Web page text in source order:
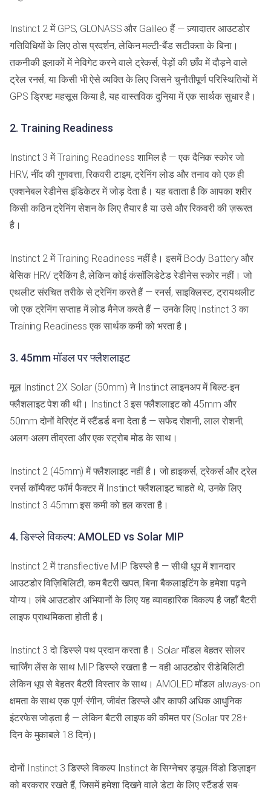
Instinct 2 में GPS, GLONASS और Galileo हैं — ज़्यादातर आउटडोर
गतिविधियों के लिए ठोस प्रदर्शन, लेकिन मल्टी-बैंड सटीकता के बिना।
तकनीकी इलाकों में नेविगेट करने वाले ट्रेकर्स, पेड़ों की छाँव में दौड़ने वाले
ट्रेल रनर्स, या किसी भी ऐसे व्यक्ति के लिए जिसने चुनौतीपूर्ण परिस्थितियों में
GPS ड्रिफ्ट महसूस किया है, यह वास्तविक दुनिया में एक सार्थक सुधार है।
2. Training Readiness
Instinct 3 में Training Readiness शामिल है — एक दैनिक स्कोर जो
HRV, नींद की गुणवत्ता, रिकवरी टाइम, ट्रेनिंग लोड और तनाव को एक ही
एक्शनेबल रेडीनेस इंडिकेटर में जोड़ देता है। यह बताता है कि आपका शरीर
किसी कठिन ट्रेनिंग सेशन के लिए तैयार है या उसे और रिकवरी की ज़रूरत
है।
Instinct 2 में Training Readiness नहीं है। इसमें Body Battery और
बेसिक HRV ट्रैकिंग है, लेकिन कोई कंसॉलिडेटेड रेडीनेस स्कोर नहीं। जो
एथलीट संरचित तरीके से ट्रेनिंग करते हैं — रनर्स, साइक्लिस्ट, ट्रायथलीट
जो एक ट्रेनिंग सप्ताह में लोड मैनेज करते हैं — उनके लिए Instinct 3 का
Training Readiness एक सार्थक कमी को भरता है।
3. 45mm मॉडल पर फ्लैशलाइट
मूल Instinct 2X Solar (50mm) ने Instinct लाइनअप में बिल्ट-इन
फ्लैशलाइट पेश की थी। Instinct 3 इस फ्लैशलाइट को 45mm और
50mm दोनों वेरिएंट में स्टैंडर्ड बना देता है — सफेद रोशनी, लाल रोशनी,
अलग-अलग तीव्रता और एक स्ट्रोब मोड के साथ।
Instinct 2 (45mm) में फ्लैशलाइट नहीं है। जो हाइकर्स, ट्रेकर्स और ट्रेल
रनर्स कॉम्पैक्ट फॉर्म फैक्टर में Instinct फ्लैशलाइट चाहते थे, उनके लिए
Instinct 3 45mm इस कमी को हल करता है।
4. डिस्प्ले विकल्प: AMOLED vs Solar MIP
Instinct 2 में transflective MIP डिस्प्ले है — सीधी धूप में शानदार
आउटडोर विज़िबिलिटी, कम बैटरी खपत, बिना बैकलाइटिंग के हमेशा पढ़ने
योग्य। लंबे आउटडोर अभियानों के लिए यह व्यावहारिक विकल्प है जहाँ बैटरी
लाइफ प्राथमिकता होती है।
Instinct 3 दो डिस्प्ले पथ प्रदान करता है। Solar मॉडल बेहतर सोलर
चार्जिंग लेंस के साथ MIP डिस्प्ले रखता है — वही आउटडोर रीडेबिलिटी
लेकिन धूप से बेहतर बैटरी विस्तार के साथ। AMOLED मॉडल always-on
क्षमता के साथ एक पूर्ण-रंगीन, जीवंत डिस्प्ले और काफी अधिक आधुनिक
इंटरफेस जोड़ता है — लेकिन बैटरी लाइफ की कीमत पर (Solar पर 28+
दिन के मुकाबले 18 दिन)।
दोनों Instinct 3 डिस्प्ले विकल्प Instinct के सिग्नेचर ड्यूल-विंडो डिज़ाइन
को बरकरार रखते हैं, जिसमें हमेशा दिखने वाले डेटा के लिए स्टैंडर्ड सब-